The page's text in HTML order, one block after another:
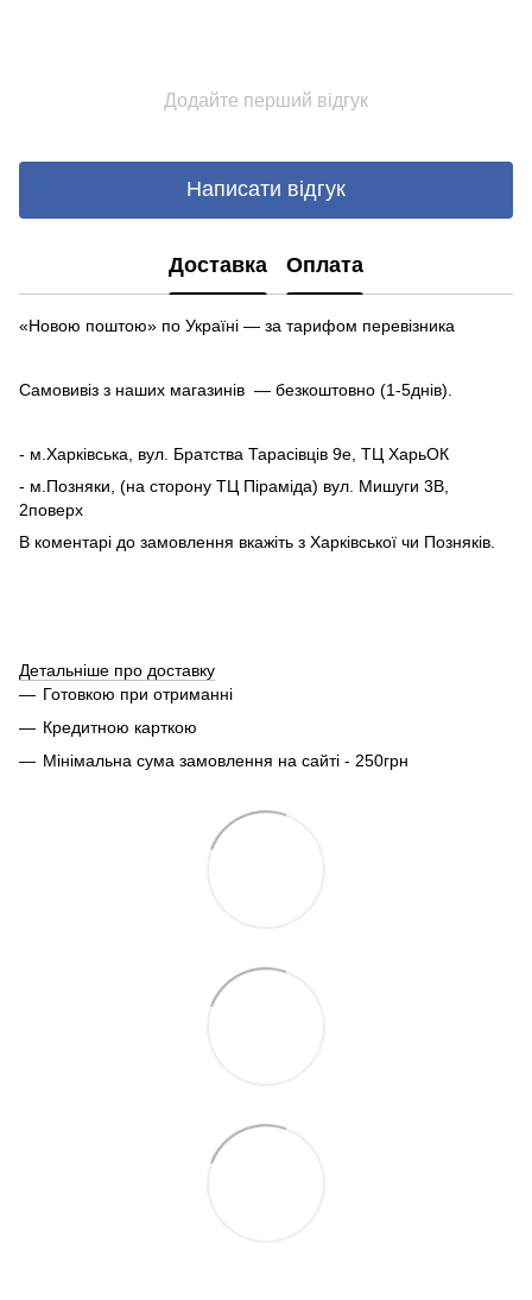
Додайте перший відгук
Написати відгук
Доставка Оплата
«Новою поштою» по Україні — за тарифом перевізника
Самовивіз з наших магазинів — безкоштовно (1-5днів).
- м.Харківська, вул. Братства Тарасівців 9е, ТЦ ХарьОК
- м.Позняки, (на сторону ТЦ Піраміда) вул. Мишуги 3В,
2поверх
В коментарі до замовлення вкажіть з Харківської чи Позняків.
Детальніше про доставку
Готовкою при отриманні
Кредитною карткою
Мінімальна сума замовлення на сайті - 250грн